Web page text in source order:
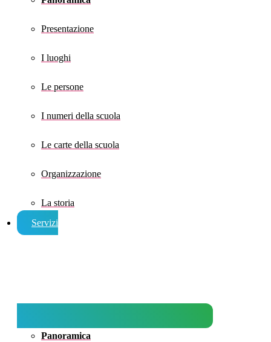
Presentazione
I luoghi
Le persone
I numeri della scuola
Le carte della scuola
Organizzazione
La storia
Servizi
Panoramica